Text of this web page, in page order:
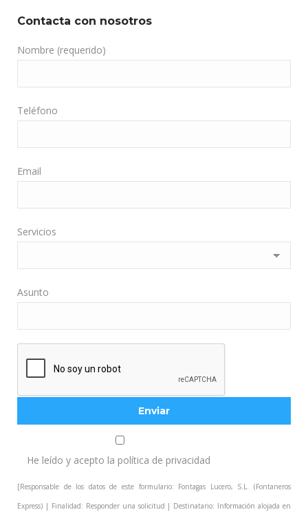
Contacta con nosotros
Nombre (requerido)
Teléfono
Email
Servicios
Asunto
He leído y acepto la política de privacidad
[Responsable de los datos de este formulario: Fontagas Lucero, S.L. (Fontaneros
Express) | Finalidad: Responder una solicitud | Destinatario: Información alojada en